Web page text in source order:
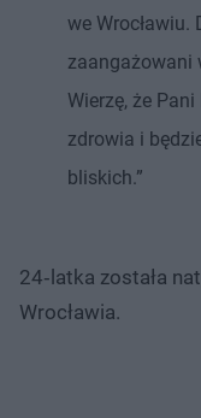
we
zaangażowani
Wierzę, że
zdrowia i
bliskich.”
24‑latka została
Wrocławia.